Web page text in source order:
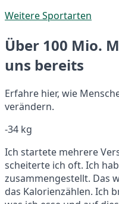
Weitere Sportarten
Über 100 Mio.
uns bereits
Erfahre hier, wie
verändern.
-34 kg
Ich startete mehrere
scheiterte ich oft. Ich
zusammengestellt. Das
das Kalorienzählen. Ich